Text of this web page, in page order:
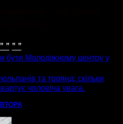
" " " "
бути Молодіжному центру у
та троянд: скільки
чоловіча увага.